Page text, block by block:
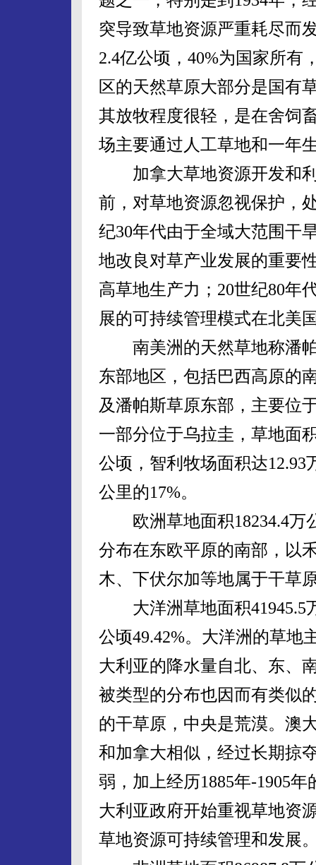
突导致草地资源严重耗尽而
2.4亿公顷，40%为国家所有
区的天然草原大部分是国有
其放牧程度很轻，是在舍饲
场主要通过人工草地和一年
加拿大草地资源开发和利
前，对草地资源忽视保护，
纪30年代由于全域大范围干
地改良对草产业发展的重要
高草地生产力；20世纪80年
展的可持续管理模式在北美
南美洲的天然草地称潘帕
东部地区，包括巴西高原的
及潘帕斯草原东部，主要位
一部分位于乌拉圭，草地面
公顷，智利牧场面积达12.93
公里的17%。
欧洲草地面积18234.4万
分布在东欧平原的南部，以
木、下伏尔加等地属于干草
大洋洲草地面积41945.5
公顷49.42%。大洋洲的草地
大利亚的降水量自北、东、
被类型的分布也因而有类似
的干草原，中央是荒漠。澳
和加拿大相似，经过长期掠
弱，加上经历1885年-1905
大利亚政府开始重视草地资
草地资源可持续管理和发展